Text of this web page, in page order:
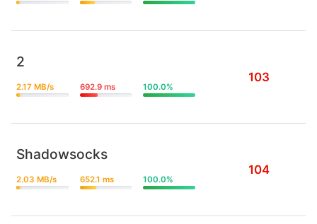
2
2.17 MB/s 692.9 ms 100.0%
103
Shadowsocks
2.03 MB/s 652.1 ms 100.0%
104